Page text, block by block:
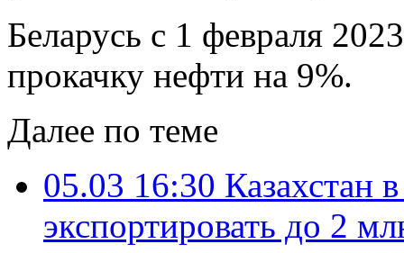
Беларусь с 1 февраля
прокачку нефти на 9%.
Далее по теме
05.03 16:30 Казахстан
экспортировать до 2